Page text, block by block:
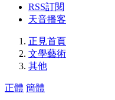
RSS訂閱
天音播客
正見首頁
文學藝術
其他
正體 簡體